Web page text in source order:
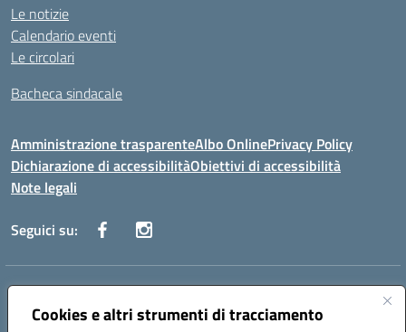
Cookies e altri strumenti di tracciamento
Le notizie
Calendario eventi
Le circolari
Bacheca sindacale
Amministrazione trasparenteAlbo OnlinePrivacy Policy
Dichiarazione di accessibilitàObiettivi di accessibilità
Note legali
Seguici su:
Indirizzo:
Centralino:0924 534873 Salemi - 0924534879 Partanna